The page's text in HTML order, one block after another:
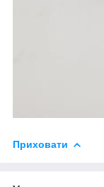
Приховати